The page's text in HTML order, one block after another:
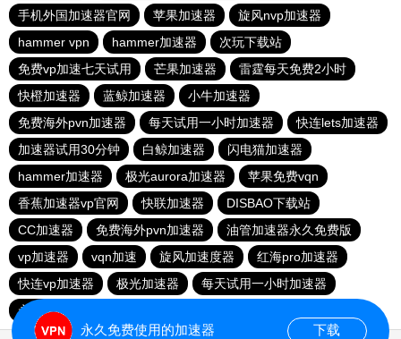
手机外国加速器官网
苹果加速器
旋风nvp加速器
hammer vpn
hammer加速器
次玩下载站
免费vp加速七天试用
芒果加速器
雷霆每天免费2小时
快橙加速器
蓝鲸加速器
小牛加速器
免费海外pvn加速器
每天试用一小时加速器
快连lets加速器
加速器试用30分钟
白鲸加速器
闪电猫加速器
hammer加速器
极光aurora加速器
苹果免费vqn
香蕉加速器vp官网
快联加速器
DISBAO下载站
CC加速器
免费海外pvn加速器
油管加速器永久免费版
vp加速器
vqn加速 旋风加速度器
红海pro加速器
快连vp加速器
极光加速器
每天试用一小时加速器
永久不收费的海外加速器
永久免费使用的加速器 下载